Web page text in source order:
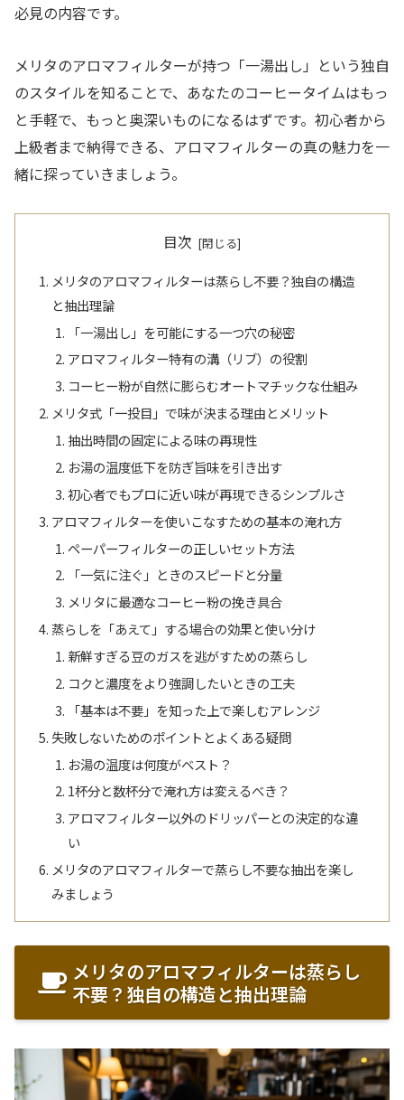
必見の内容です。
メリタのアロマフィルターが持つ「一湯出し」という独自
のスタイルを知ることで、あなたのコーヒータイムはもっ
と手軽で、もっと奥深いものになるはずです。初心者から
上級者まで納得できる、アロマフィルターの真の魅力を一
緒に探っていきましょう。
目次
メリタのアロマフィルターは蒸らし不要？独自の構造
と抽出理論
「一湯出し」を可能にする一つ穴の秘密
アロマフィルター特有の溝（リブ）の役割
コーヒー粉が自然に膨らむオートマチックな仕組み
メリタ式「一投目」で味が決まる理由とメリット
抽出時間の固定による味の再現性
お湯の温度低下を防ぎ旨味を引き出す
初心者でもプロに近い味が再現できるシンプルさ
アロマフィルターを使いこなすための基本の淹れ方
ペーパーフィルターの正しいセット方法
「一気に注ぐ」ときのスピードと分量
メリタに最適なコーヒー粉の挽き具合
蒸らしを「あえて」する場合の効果と使い分け
新鮮すぎる豆のガスを逃がすための蒸らし
コクと濃度をより強調したいときの工夫
「基本は不要」を知った上で楽しむアレンジ
失敗しないためのポイントとよくある疑問
お湯の温度は何度がベスト？
1杯分と数杯分で淹れ方は変えるべき？
アロマフィルター以外のドリッパーとの決定的な違
い
メリタのアロマフィルターで蒸らし不要な抽出を楽し
みましょう
メリタのアロマフィルターは蒸らし
不要？独自の構造と抽出理論